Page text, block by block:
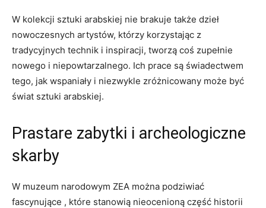
W kolekcji sztuki arabskiej nie brakuje także dzieł
nowoczesnych ​artystów, którzy korzystając z
tradycyjnych technik i inspiracji, tworzą coś ‌zupełnie⁤
nowego i niepowtarzalnego. Ich prace są ​świadectwem⁢
tego, jak ​wspaniały i niezwykle ‍zróżnicowany może⁣ być‌
świat sztuki arabskiej.
Prastare zabytki i archeologiczne
skarby
W muzeum narodowym ZEA można ‌podziwiać
fascynujące⁣ , które stanowią nieocenioną część ⁤historii